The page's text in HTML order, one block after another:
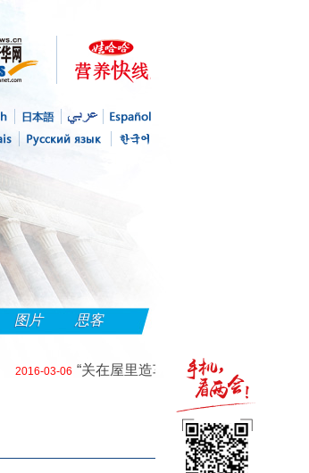
图片 思客
2016-03-06 “关在屋里造车，怎么能跑得起来？”——